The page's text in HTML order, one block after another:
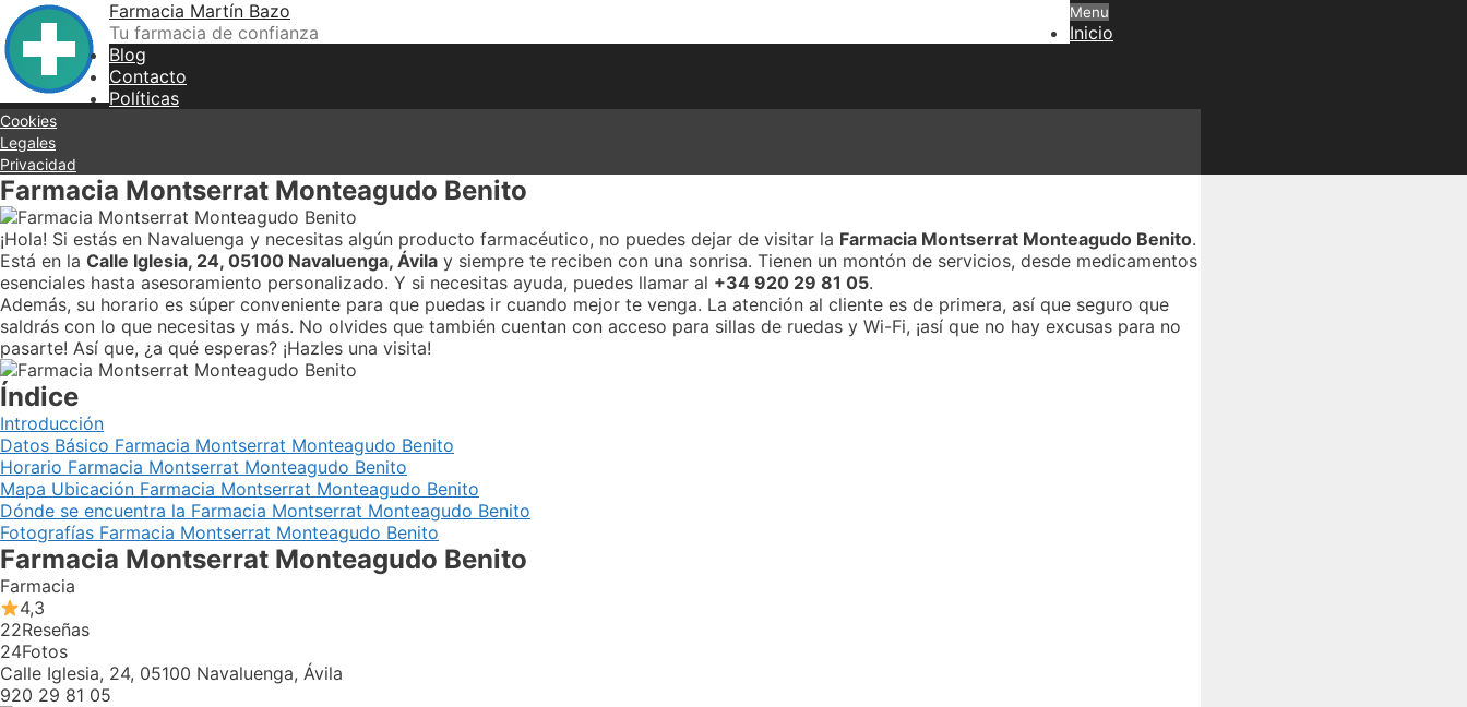
Skip
to
content
Farmacia Martín Bazo
Tu farmacia de confianza
Menu
Inicio
Blog
Contacto
Políticas
Cookies
Legales
Privacidad
Farmacia Montserrat Monteagudo Benito
¡Hola! Si estás en Navaluenga y necesitas algún producto farmacéutico, no puedes dejar de visitar la Farmacia Montserrat Monteagudo Benito.
Está en la Calle Iglesia, 24, 05100 Navaluenga, Ávila y siempre te reciben con una sonrisa. Tienen un montón de servicios, desde medicamentos
esenciales hasta asesoramiento personalizado. Y si necesitas ayuda, puedes llamar al +34 920 29 81 05.
Además, su horario es súper conveniente para que puedas ir cuando mejor te venga. La atención al cliente es de primera, así que seguro que
saldrás con lo que necesitas y más. No olvides que también cuentan con acceso para sillas de ruedas y Wi-Fi, ¡así que no hay excusas para no
pasarte! Así que, ¿a qué esperas? ¡Hazles una visita!
Índice
Introducción
Datos Básico Farmacia Montserrat Monteagudo Benito
Horario Farmacia Montserrat Monteagudo Benito
Mapa Ubicación Farmacia Montserrat Monteagudo Benito
Dónde se encuentra la Farmacia Montserrat Monteagudo Benito
Fotografías Farmacia Montserrat Monteagudo Benito
Farmacia Montserrat Monteagudo Benito
Farmacia
4,3
22Reseñas
24Fotos
Calle Iglesia, 24, 05100 Navaluenga, Ávila
920 29 81 05